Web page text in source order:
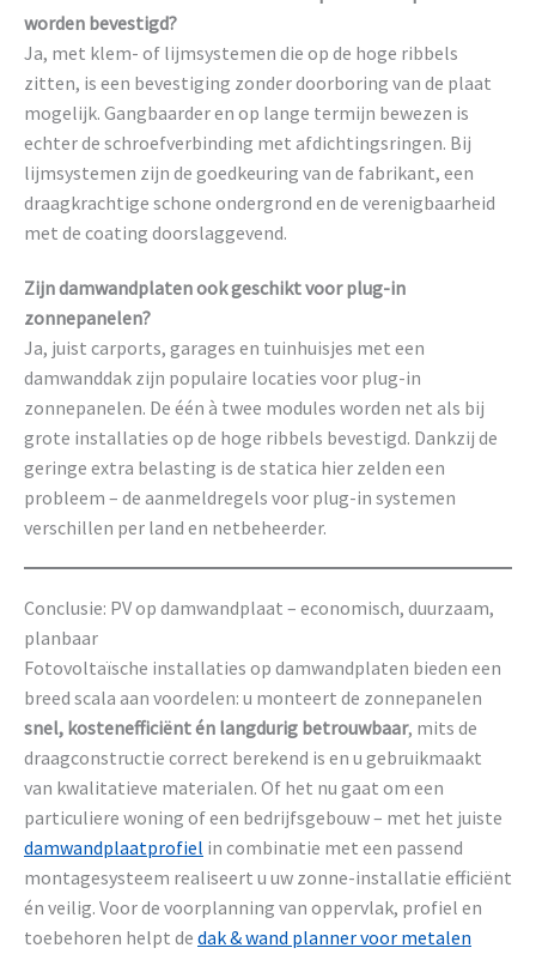
worden bevestigd?
Ja, met klem- of lijmsystemen die op de hoge ribbels
zitten, is een bevestiging zonder doorboring van de plaat
mogelijk. Gangbaarder en op lange termijn bewezen is
echter de schroefverbinding met afdichtingsringen. Bij
lijmsystemen zijn de goedkeuring van de fabrikant, een
draagkrachtige schone ondergrond en de verenigbaarheid
met de coating doorslaggevend.
Zijn damwandplaten ook geschikt voor plug-in
zonnepanelen?
Ja, juist carports, garages en tuinhuisjes met een
damwanddak zijn populaire locaties voor plug-in
zonnepanelen. De één à twee modules worden net als bij
grote installaties op de hoge ribbels bevestigd. Dankzij de
geringe extra belasting is de statica hier zelden een
probleem – de aanmeldregels voor plug-in systemen
verschillen per land en netbeheerder.
Conclusie: PV op damwandplaat – economisch, duurzaam,
planbaar
Fotovoltaïsche installaties op damwandplaten bieden een
breed scala aan voordelen: u monteert de zonnepanelen
snel, kostenefficiënt én langdurig betrouwbaar, mits de
draagconstructie correct berekend is en u gebruikmaakt
van kwalitatieve materialen. Of het nu gaat om een
particuliere woning of een bedrijfsgebouw – met het juiste
damwandplaatprofiel in combinatie met een passend
montagesysteem realiseert u uw zonne-installatie efficiënt
én veilig. Voor de voorplanning van oppervlak, profiel en
toebehoren helpt de dak & wand planner voor metalen